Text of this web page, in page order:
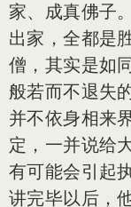
家、成真佛子
出家，全都是
僧，其实是如
般若而不退失
并不依身相来
定，一并说给
有可能会引起
讲完毕以后，